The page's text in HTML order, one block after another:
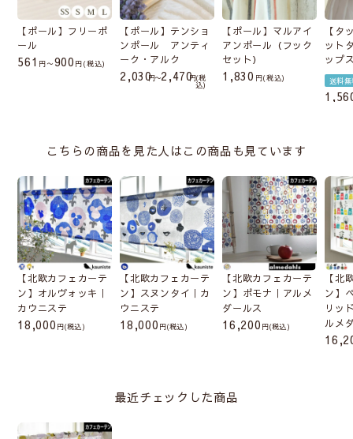
【ポール】フリーポ
ール
561 〜900 税込
【ポール】テンショ
ンポール アンティ
ーク・アルク
2,030 〜2,470 税
込
【ポール】マルアイ
アンポール（フック
セット）
1,830 税込
【タ
ット
ップ
送料無
こちらの商品を見た人はこの商品も見ています
【北欧カフェカーテ
ン】オルヴォッキ｜
カウニステ
18,000 (税込)
【北欧カフェカーテ
ン】スヌンタイ｜カ
ウニステ
18,000 (税込)
【北欧カフェカーテ
ン】ポモナ｜アルメ
ダールス
16,200 (税込)
【北
ン】
リッ
ルメ
最近チェックした商品